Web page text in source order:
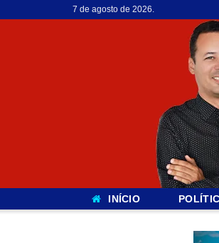
7 de agosto de 2026.
INÍCIO